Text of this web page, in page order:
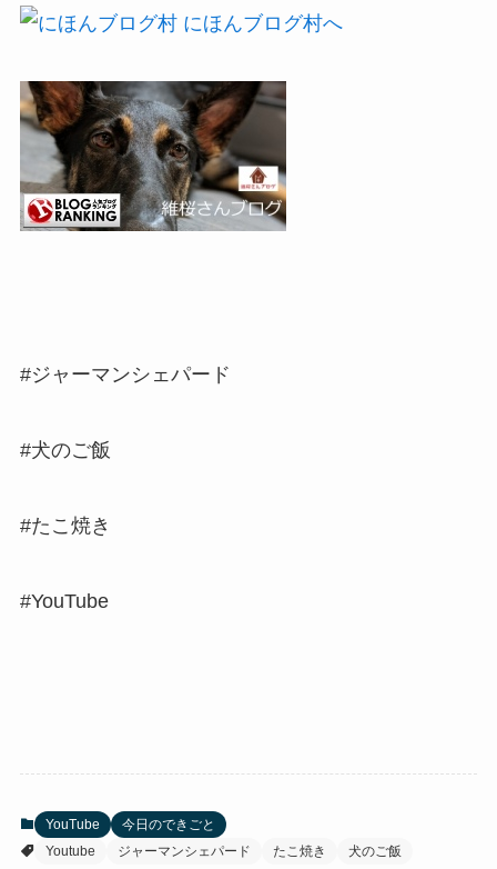
#ジャーマンシェパード
#犬のご飯
#たこ焼き
#YouTube
YouTube
今日のできごと
Youtube
ジャーマンシェパード たこ焼き 犬のご飯